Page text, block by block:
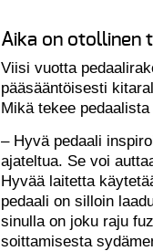
Aika on otollinen
Viisi vuotta
pääsääntöisesti
Mikä tekee
– Hyvä pedaali
ajateltua. Se voi
Hyvää laitetta
pedaali on silloin
sinulla on joku raju
soittamisesta